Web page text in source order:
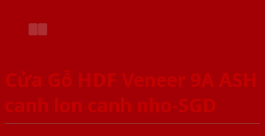
Cửa Gỗ HDF Veneer 9A ASH
canh lon canh nho-SGD